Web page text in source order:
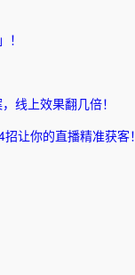
线上效果翻几倍！
让你的直播精准获客！